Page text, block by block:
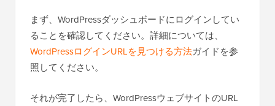
まず、WordPressダッシュボードにログインしてい
ることを確認してください。詳細については、
WordPressログインURLを見つける方法ガイドを参
照してください。
それが完了したら、WordPressウェブサイトのURL